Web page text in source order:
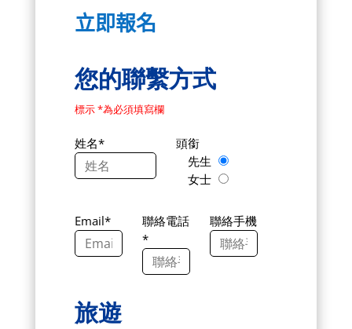
立即報名
您的聯繫方式
標示 *為必須填寫欄
姓名*
頭銜
先生
女士
Email*
聯絡電話
*
聯絡手機
旅遊